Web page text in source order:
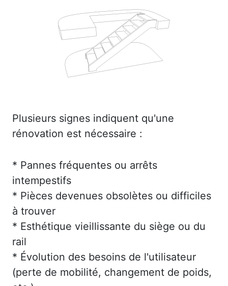
Plusieurs signes indiquent qu'une
rénovation est nécessaire :
* Pannes fréquentes ou arrêts
intempestifs
* Pièces devenues obsolètes ou difficiles
à trouver
* Esthétique vieillissante du siège ou du
rail
* Évolution des besoins de l'utilisateur
(perte de mobilité, changement de poids,